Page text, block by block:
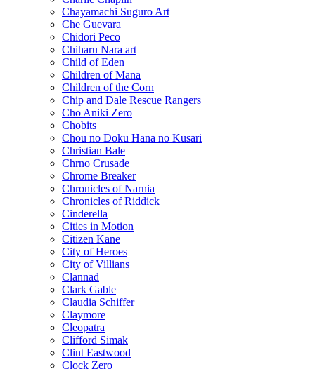
Chayamachi Suguro Art
Che Guevara
Chidori Peco
Chiharu Nara art
Child of Eden
Children of Mana
Children of the Corn
Chip and Dale Rescue Rangers
Cho Aniki Zero
Chobits
Chou no Doku Hana no Kusari
Christian Bale
Chrno Crusade
Chrome Breaker
Chronicles of Narnia
Chronicles of Riddick
Cinderella
Cities in Motion
Citizen Kane
City of Heroes
City of Villians
Clannad
Clark Gable
Claudia Schiffer
Claymore
Cleopatra
Clifford Simak
Clint Eastwood
Clock Zero